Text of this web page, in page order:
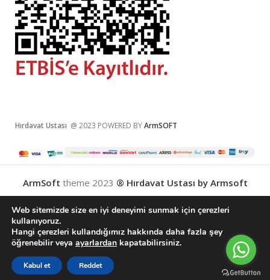
Hırdavat Ustası @ 2023 POWERED BYArmSOFT
ArmSoft theme 2023 ® Hırdavat Ustası by Armsoft
Web sitemizde size en iyi deneyimi sunmak için çerezleri
kullanıyoruz.
Hangi çerezleri kullandığımız hakkında daha fazla şey
öğrenebilir veya ayarlardan kapatabilirsiniz.
Kabul et Reddet
Karşılaştırma Listesi Wishlist Menu
English(İngilizce) Türkçe